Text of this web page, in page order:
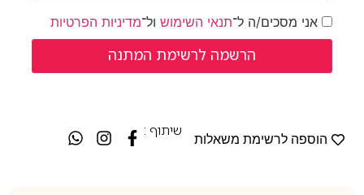
אני מסכים/ה ל־תנאי השימושול־מדיניות הפרטיות
הוספה לרשימת משאלות
שיתוף :